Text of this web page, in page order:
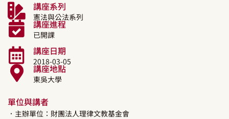
講座系列
憲法與公法系列
講座進程
已開課
講座日期
2018-03-05
講座地點
東吳大學
單位與講者
．主辦單位：財團法人理律文教基金會